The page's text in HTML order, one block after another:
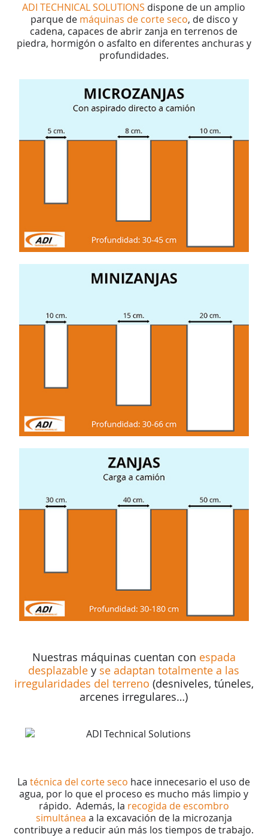
ADI TECHNICAL SOLUTIONS dispone de un amplio
parque demáquinas de corte seco, de disco y
cadena, capaces de abrir zanja en terrenos de
piedra, hormigón o asfalto en diferentes anchuras y
profundidades.
Nuestras máquinas cuentan con espada
desplazable y se adaptan totalmente a las
irregularidades del terreno (desniveles, túneles,
arcenes irregulares…)
La técnica del corte seco hace innecesario el uso de
agua, por lo que el proceso es mucho más limpio y
rápido. Además, la recogida de escombro
simultánea a la excavación de la microzanja
contribuye a reducir aún más los tiempos de trabajo.